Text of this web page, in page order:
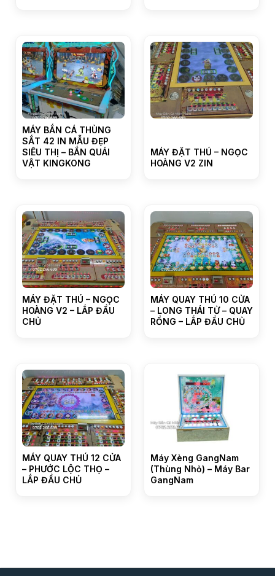
MÁY BẮN CÁ THÙNG
SẮT 42 IN MẪU ĐẸP
SIÊU THỊ – BẮN QUÁI
VẬT KINGKONG
MÁY ĐẶT THÚ – NGỌC
HOÀNG V2 ZIN
MÁY ĐẶT THÚ – NGỌC
HOÀNG V2 – LẮP ĐẦU
CHỦ
MÁY QUAY THÚ 10 CỬA
– LONG THÁI TỬ – QUAY
RỒNG – LẮP ĐẦU CHỦ
MÁY QUAY THÚ 12 CỬA
– PHƯỚC LỘC THỌ –
LẮP ĐẦU CHỦ
Máy Xèng GangNam
(Thùng Nhỏ) – Máy Bar
GangNam